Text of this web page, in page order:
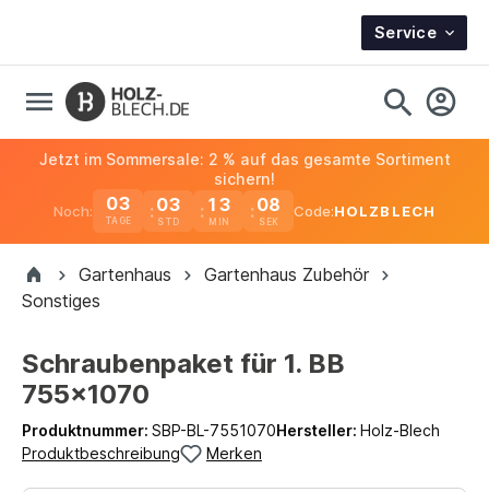
Service
Noch: 03
TAGE
03 13 08
Jetzt im Sommersale: 2 % auf das gesamte Sortiment
sichern!
Code:HOLZBLECH
Gartenhaus
Gartenhaus Zubehör
Sonstiges
Schraubenpaket für 1. BB
755x1070
Produktnummer: SBP-BL-7551070Hersteller: Holz-Blech
Produktbeschreibung
Merken